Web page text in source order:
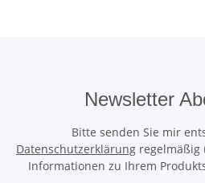
Newsletter
Bitte senden Sie mir
Datenschutzerklärung
Informationen zu Ihrem